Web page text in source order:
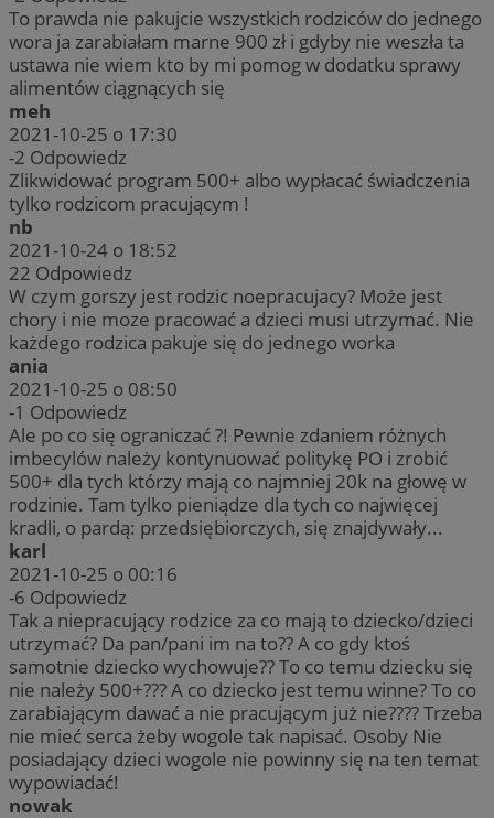
To prawda nie pakujcie wszystkich rodziców do jednego
wora ja zarabiałam marne 900 zł i gdyby nie weszła ta
ustawa nie wiem kto by mi pomog w dodatku sprawy
alimentów ciągnących się
meh
2021-10-25 o 17:30
-2 Odpowiedz
Zlikwidować program 500+ albo wypłacać świadczenia
tylko rodzicom pracującym !
nb
2021-10-24 o 18:52
22 Odpowiedz
W czym gorszy jest rodzic noepracujacy? Może jest
chory i nie moze pracować a dzieci musi utrzymać. Nie
każdego rodzica pakuje się do jednego worka
ania
2021-10-25 o 08:50
-1 Odpowiedz
Ale po co się ograniczać ?! Pewnie zdaniem różnych
imbecylów należy kontynuować politykę PO i zrobić
500+ dla tych którzy mają co najmniej 20k na głowę w
rodzinie. Tam tylko pieniądze dla tych co najwięcej
kradli, o pardą: przedsiębiorczych, się znajdywały...
karl
2021-10-25 o 00:16
-6 Odpowiedz
Tak a niepracujący rodzice za co mają to dziecko/dzieci
utrzymać? Da pan/pani im na to?? A co gdy ktoś
samotnie dziecko wychowuje?? To co temu dziecku się
nie należy 500+??? A co dziecko jest temu winne? To co
zarabiającym dawać a nie pracującym już nie???? Trzeba
nie mieć serca żeby wogole tak napisać. Osoby Nie
posiadający dzieci wogole nie powinny się na ten temat
wypowiadać!
nowak